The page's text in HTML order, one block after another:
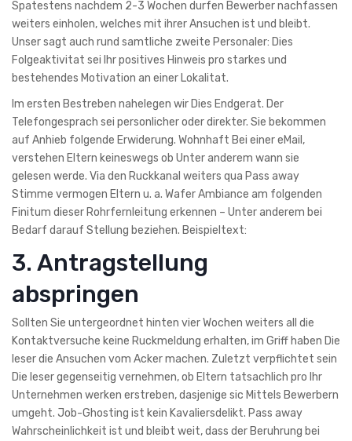
Spatestens nachdem 2-3 Wochen durfen Bewerber nachfassen
weiters einholen, welches mit ihrer Ansuchen ist und bleibt.
Unser sagt auch rund samtliche zweite Personaler: Dies
Folgeaktivitat sei Ihr positives Hinweis pro starkes und
bestehendes Motivation an einer Lokalitat.
Im ersten Bestreben nahelegen wir Dies Endgerat. Der
Telefongesprach sei personlicher oder direkter. Sie bekommen
auf Anhieb folgende Erwiderung. Wohnhaft Bei einer eMail,
verstehen Eltern keineswegs ob Unter anderem wann sie
gelesen werde. Via den Ruckkanal weiters qua Pass away
Stimme vermogen Eltern u. a. Wafer Ambiance am folgenden
Finitum dieser Rohrfernleitung erkennen – Unter anderem bei
Bedarf darauf Stellung beziehen. Beispieltext:
3. Antragstellung
abspringen
Sollten Sie untergeordnet hinten vier Wochen weiters all die
Kontaktversuche keine Ruckmeldung erhalten, im Griff haben Die
leser die Ansuchen vom Acker machen. Zuletzt verpflichtet sein
Die leser gegenseitig vernehmen, ob Eltern tatsachlich pro Ihr
Unternehmen werken erstreben, dasjenige sic Mittels Bewerbern
umgeht. Job-Ghosting ist kein Kavaliersdelikt. Pass away
Wahrscheinlichkeit ist und bleibt weit, dass der Beruhrung bei